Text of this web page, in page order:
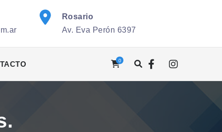
Rosario
Av. Eva Perón 6397
0